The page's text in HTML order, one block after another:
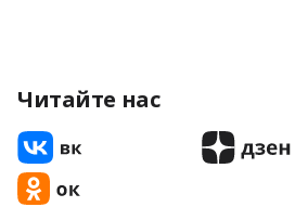
Читайте нас